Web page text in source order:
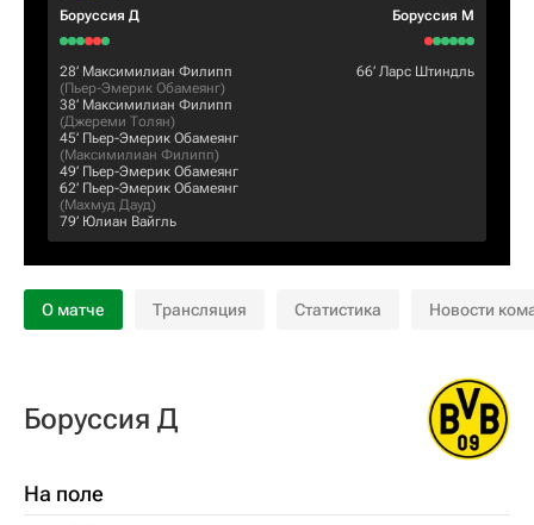
Боруссия Д Боруссия М
28‎’‎ Максимилиан Филипп
(Пьер-Эмерик Обамеянг)
38‎’‎ Максимилиан Филипп
(Джереми Толян)
45‎’‎ Пьер-Эмерик Обамеянг
(Максимилиан Филипп)
49‎’‎ Пьер-Эмерик Обамеянг
62‎’‎ Пьер-Эмерик Обамеянг
(Махмуд Дауд)
79‎’‎ Юлиан Вайгль
66‎’‎ Ларс Штиндль
О матче Трансляция Статистика Новости
Боруссия Д
На поле